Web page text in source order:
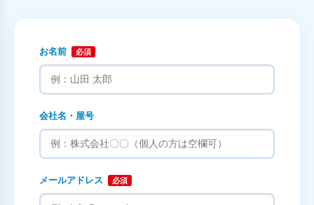
お名前 必須
会社名・屋号
メールアドレス 必須